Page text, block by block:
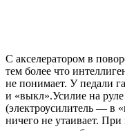
С акселератором в
тем более что
не понимает. У педали
и «выкл».Усилие на
(электроусилитель — в
ничего не утаивает. При